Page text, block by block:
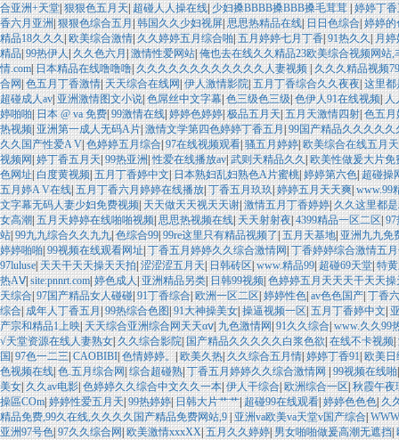
合亚洲+天堂|狠狠色五月天|超碰人人操在线|少妇搡BBBB搡BBB搡毛茸茸|婷婷丁
香六月亚洲|狠狠色综合五月|韩国久久少妇视屏|思思热精品在线|日日色综合|婷婷的
精品18久久久|欧美综合激情|久久婷婷五月综合啪|五月婷婷七月丁香|91热久久|月婷
精品|99热伊人|久久色六月|激情性爱网站|俺也去在线久久精品23欧美综合视频网
情.com|日本精品在线噜噜噜|久久久久久久久久久久久久人妻视频|久久久精品视频79
合网|色五月丁香激情|天天综合在线网|伊人激情影院|五月丁香综合久久夜夜|这里都
超碰成人av|亚洲激情图文小说|色屌丝中文字幕|色三级色三级|色伊人91在线视频|人
婷啪啪|日本 @ va 免费|99激情在线|婷婷色婷婷|极品五月天|五月天激情四射|色五月
热视频|亚洲第一成人无码A片|激情文学第四色婷婷丁香五月|99国产精品久久久久
久久国产性爱A V|色婷婷五月综合|97在线视频观看|骚五月婷婷|欧美综合在线五月
视频网|婷丁香五月天|99热亚洲|性爱在线播放av|武则天精品久久|欧美性做爰大片免
色网址|白度黄视频|五月丁香婷中文|日本熟妇乱妇熟色A片蜜桃|婷婷第六色|超碰操
五月婷A V在线|五月丁香六月婷婷在线播放|丁香五月玖玖|婷婷五月天天爽|www.99
文字幕无码人妻少妇免费视频|天天做天天视天天谢|激情五月丁香婷婷|久久这里都
女高潮|五月天婷婷在线啪啪视频|思思热视频在线|天天射射夜|4399精品一区二区|
站|99九九综合久久九九|色综合99|99re这里只有精品视频了|五月天基地|亚洲九九免
婷婷啪啪|99视频在线观看网址|丁香五月婷婷久久综合激情网|丁香婷婷综合激情五
97luluse|天天干天天操天天拍|涩涩涩五月天|日韩砖区|www.精品99|超碰69天堂|特
热AⅤ|site:pnnrt.com|婷色成人|亚洲精品另类|日韩99视频|色婷婷五月天天天干天天操
天综合|97国产精品女人碰碰|91丁香综合|欧洲一区二区|婷婷性色|av色色国产|丁香
综合|成年人丁香五月|99热综合色图|91大神操美女|操逼视频一区|五月丁香婷中文|
产宗和精品1上映|天天综合亚洲综合网天天αⅴ|九色激情网|91久久综合|www.久久99
√天堂资源在线人妻熟女|久久综合影院|国产精品久久久久久白浆色欲|在线不卡视频|
国|97色一二三|CAOBIBI|色情婷婷。|欧美久热|久久综合五月情|婷婷丁香91|欧美日
色视频在线|色.五月综合网|综合超碰熟|丁香五月婷婷久久综合激情网|99视频在线啪
美女|久久av电影|色婷婷久久综合中文久久一本|伊人干综合|欧洲综合一区|秋霞午夜
操區COm|婷婷性爱五月天|99热婷婷|日韩大片艹艹|超碰99在线观看|婷婷色色色|久
精品免费,99久在线,久久久久国产精品免费网站,9|亚洲va欧美va天堂v国产综合|
亚洲97号色|97久久综合网|欧美激情xxxXX|五月久久婷婷|男女啪啪做爰高潮无遮挡|